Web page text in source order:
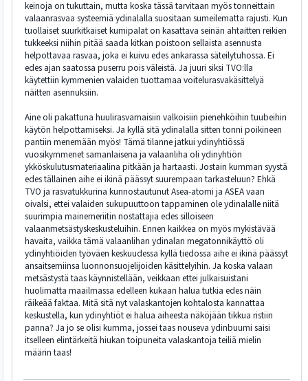
keinoja on tukuttain, mutta koska tässä tarvitaan myös tonneittain
valaanrasvaa systeemiä ydinalalla suositaan sumeilematta rajusti. Kun
tuollaiset suurkitkaiset kumipalat on kasattava seinän ahtaitten reikien
tukkeeksi niihin pitää saada kitkan poistoon sellaista asennusta
helpottavaa rasvaa, joka ei kuivu edes ankarassa säteilytuhossa. Ei
edes ajan saatossa puserru pois väleistä. Ja juuri siksi TVO:lla
käytettiin kymmenien valaiden tuottamaa voitelurasvakäsittelyä
näitten asennuksiin.
Aine oli pakattuna huulirasvamaisiin valkoisiin pienehköihin tuubeihin
käytön helpottamiseksi. Ja kyllä sitä ydinalalla sitten tonni poikineen
pantiin menemään myös! Tämä tilanne jatkui ydinyhtiössä
vuosikymmenet samanlaisena ja valaanliha oli ydinyhtiön
ykköskulutusmateriaalina pitkään ja hartaasti. Jostain kumman syystä
edes tällainen aihe ei ikinä päässyt suurempaan tarkasteluun? Ehkä
TVO ja rasvatukkurina kunnostautunut Asea-atomi ja ASEA vaan
oivalsi, ettei valaiden sukupuuttoon tappaminen ole ydinalalle niitä
suurimpia mainemeriitin nostattajia edes silloiseen
valaanmetsästyskeskusteluihin. Ennen kaikkea on myös mykistävää
havaita, vaikka tämä valaanlihan ydinalan megatonnikäyttö oli
ydinyhtiöiden työväen keskuudessa kyllä tiedossa aihe ei ikinä päässyt
ansaitsemiinsa luonnonsuojelijoiden käsittelyihin. Ja koska valaan
metsästystä taas käynnistellään, veikkaan ettei julkaisuistani
huolimatta maailmassa edelleen kukaan halua tutkia edes näin
räikeää faktaa. Mitä sitä nyt valaskantojen kohtalosta kannattaa
keskustella, kun ydinyhtiöt ei halua aiheesta näköjään tikkua ristiin
panna? Ja jo se olisi kumma, jossei taas nouseva ydinbuumi saisi
itselleen elintärkeitä hiukan toipuneita valaskantoja teiliä mielin
määrin taas!